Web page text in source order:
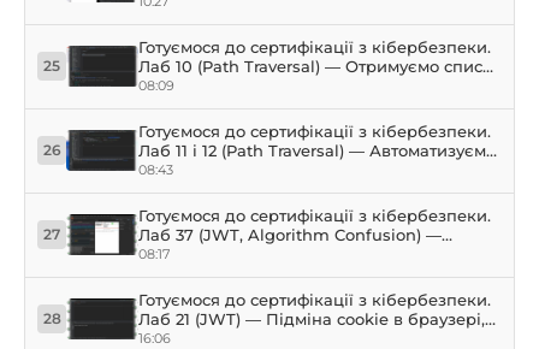
тестуємо його в Burp Suite
25
Готуємося до сертифікації з кібербезпеки.
Лаб 10 (Path Traversal) — Отримуємо список
користувачів із сервера
08:09
26
Готуємося до сертифікації з кібербезпеки.
Лаб 11 і 12 (Path Traversal) — Автоматизуємо
витягування користувачів із сервера.
Python
08:43
27
Готуємося до сертифікації з кібербезпеки.
Лаб 37 (JWT, Algorithm Confusion) —
Асиметричне та симетричне шифрування
08:17
28
Готуємося до сертифікації з кібербезпеки.
Лаб 21 (JWT) — Підміна cookie в браузері,
злам JWT, CSRF, Python, Burp Suite
16:06